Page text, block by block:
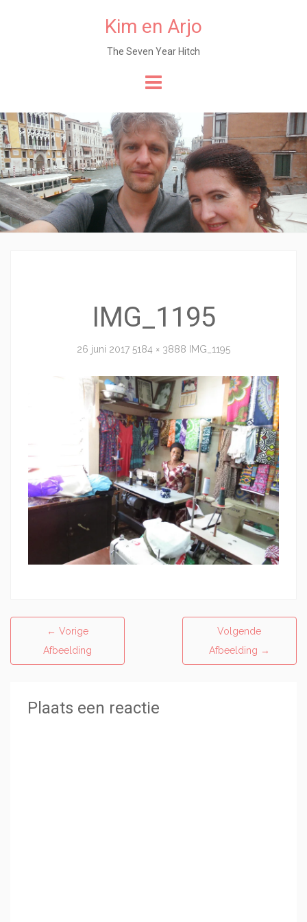
Kim en Arjo
The Seven Year Hitch
de
content
IMG_1195
26 juni 2017 5184 × 3888 IMG_1195
← Vorige
Afbeelding
Volgende
Afbeelding →
Plaats een reactie